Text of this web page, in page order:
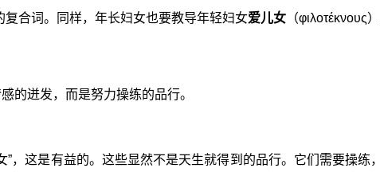
复合词。同样，年长妇女也要教导年轻妇女爱儿女 （φιλοτέκνους
的迸发，而是努力操练的品行。
”，这是有益的。这些显然不是天生就得到的品行。它们需要操